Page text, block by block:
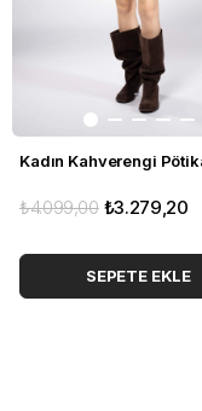
₺3.279,20
₺4.099,00
SEPETE EKLE